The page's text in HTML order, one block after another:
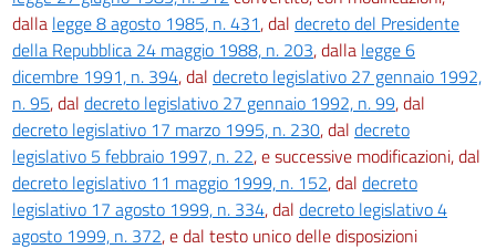
81
82
Capo IV
Disposizioni di attuazione e di coordinamento
83
84
85
dalla legge 8 agosto 1985, n. 431, dal decreto del Presidente
della Repubblica 24 maggio 1988, n. 203, dalla legge 6
dicembre 1991, n. 394, dal decreto legislativo 27 gennaio 1992,
n. 95, dal decreto legislativo 27 gennaio 1992, n. 99, dal
decreto legislativo 17 marzo 1995, n. 230, dal decreto
legislativo 5 febbraio 1997, n. 22, e successive modificazioni, dal
decreto legislativo 11 maggio 1999, n. 152, dal decreto
legislativo 17 agosto 1999, n. 334, dal decreto legislativo 4
agosto 1999, n. 372, e dal testo unico delle disposizioni